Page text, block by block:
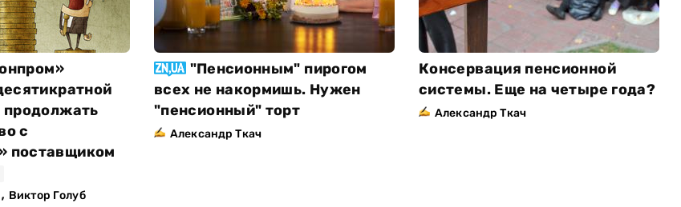
продолжать
с
поставщиком
, Виктор Голуб
"Пенсионным" пирогом
всех не накормишь. Нужен
"пенсионный" торт
Александр Ткач
Консервация пенсионной
системы. Еще на четыре года?
Александр Ткач